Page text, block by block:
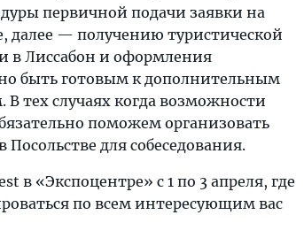
первичной подачи заявки на
далее — получению туристической
в Лиссабон и оформления
быть готовым к дополнительным
тех случаях когда возможности
поможем организовать
для собеседования.
в «Экспоцентре» с 1 по 3 апреля, где
по всем интересующим вас